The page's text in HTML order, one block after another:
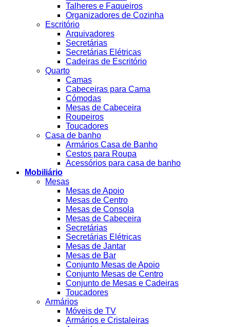
Talheres e Faqueiros
Organizadores de Cozinha
Escritório
Arquivadores
Secretárias
Secretárias Elétricas
Cadeiras de Escritório
Quarto
Camas
Cabeceiras para Cama
Cómodas
Mesas de Cabeceira
Roupeiros
Toucadores
Casa de banho
Armários Casa de Banho
Cestos para Roupa
Acessórios para casa de banho
Mobiliário
Mesas
Mesas de Apoio
Mesas de Centro
Mesas de Consola
Mesas de Cabeceira
Secretárias
Secretárias Elétricas
Mesas de Jantar
Mesas de Bar
Conjunto Mesas de Apoio
Conjunto Mesas de Centro
Conjunto de Mesas e Cadeiras
Toucadores
Armários
Móveis de TV
Armários e Cristaleiras